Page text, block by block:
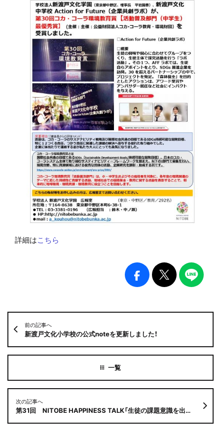
詳細はこちら
前の記事へ
新渡戸文化小学校の公式noteを更新しました！
次の記事へ
第31回 NITOBE HAPPINESS TALK「生徒の課題意識を出発点とした“シン”の探究」〜学会で入賞した生徒と考える未来の教育〜